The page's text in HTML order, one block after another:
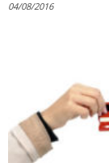
04/08/2016